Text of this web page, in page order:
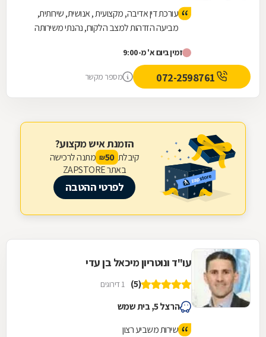
עורכת דין אדיבה, מקצועית , אנושית, שירותית,
מביעה הזדהות למצב הלקוח, נהנתי משירותה
זמין ביום א' מ-9:00
מספר מקשר
הזמנת איש מקצוע?
קיבלת 50
₪ מתנה לרכישה
באתר ZAPSTORE
לפרטי ההטבה
עו"ד ונוטריון מיכאל בן עדי
(5) 1 דירוגים
הרצל 5, בית שמש
שירות משביע רצון